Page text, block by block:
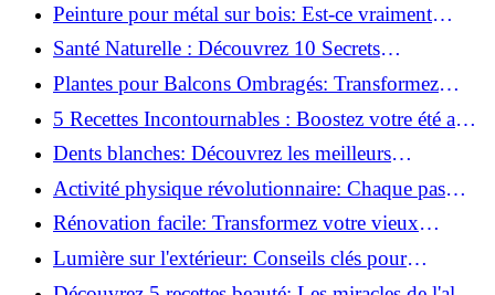
Peinture pour métal sur bois: Est-ce vraiment
possible?
Santé Naturelle : Découvrez 10 Secrets
Incontournables pour un Bien-être Optimal!
Plantes pour Balcons Ombragés: Transformez
votre Terrasse en Oasis Verte!
5 Recettes Incontournables : Boostez votre été avec
des huiles essentielles!
Dents blanches: Découvrez les meilleurs
ingrédients naturels!
Activité physique révolutionnaire: Chaque pas
compte pour votre santé!
Rénovation facile: Transformez votre vieux
parquet irrégulier en un clin d'œil!
Lumière sur l'extérieur: Conseils clés pour
concevoir et installer votre éclairage!